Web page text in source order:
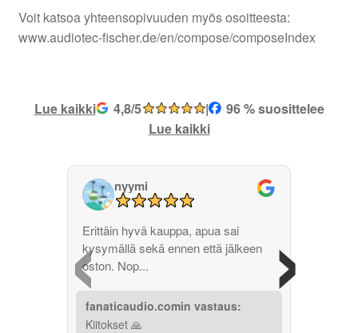
Voit katsoa yhteensopivuuden myös osoitteesta:
www.audiotec-fischer.de/en/compose/composeIndex
Lue kaikki 4,8/5 |
96 % suosittelee
Lue kaikki
‹
nyymi
Erittäin hyvä kauppa, apua sai
kysymällä sekä ennen että jälkeen
oston. Nop...
fanaticaudio.comin vastaus:
Kiitokset 🙏
›